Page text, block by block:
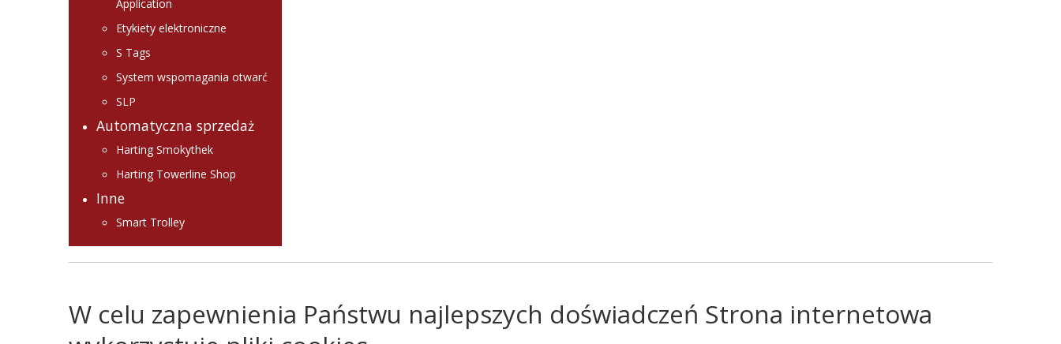
Application
Etykiety elektroniczne
S Tags
System wspomagania otwarć
SLP
Automatyczna sprzedaż
Harting Smokythek
Harting Towerline Shop
Inne
Smart Trolley
W celu zapewnienia Państwu najlepszych doświadczeń Strona internetowa